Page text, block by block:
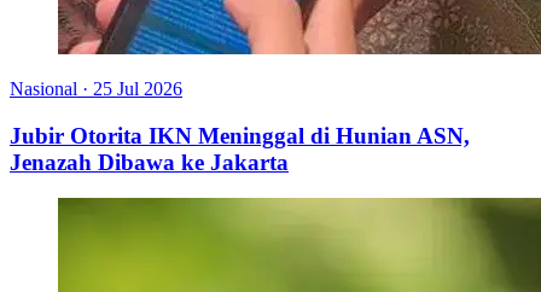
Nasional · 25 Jul 2026
Jubir Otorita IKN Meninggal di Hunian ASN,
Jenazah Dibawa ke Jakarta